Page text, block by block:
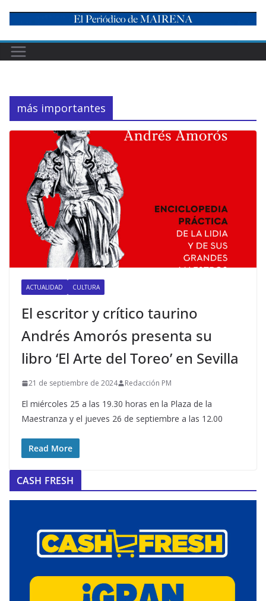
content
más importantes
ACTUALIDAD CULTURA
El escritor y crítico taurino
Andrés Amorós presenta su
libro ‘El Arte del Toreo’ en Sevilla
21 de septiembre de 2024 Redacción PM
El miércoles 25 a las 19.30 horas en la Plaza de la
Maestranza y el jueves 26 de septiembre a las 12.00
Read More
CASH FRESH